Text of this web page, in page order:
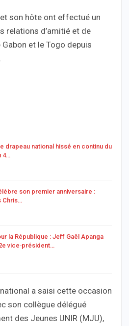
son hôte ont effectué un
relations d’amitié et de
et le Togo depuis
drapeau national hissé en continu du
4…
son premier anniversaire :
Chris…
la République : Jeff Gaël Apanga
vice‑président…
a saisi cette occasion
son collègue délégué
des Jeunes UNIR (MJU),